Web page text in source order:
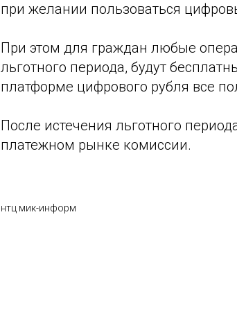
при желании пользоваться
При этом для граждан любые
льготного периода, будут
платформе цифрового рубля все
После истечения льготного
платежном рынке комиссии.
нтц мик-информ